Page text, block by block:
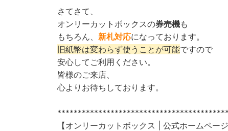
さてさて、
オンリーカットボックスの券売機も
もちろん、 新札対応になっております。
旧紙幣は変わらず使うことが可能ですので
安心してご利用ください。
皆様のご来店、
心よりお待ちしております。
【オンリーカットボックス | 公式ホームページ